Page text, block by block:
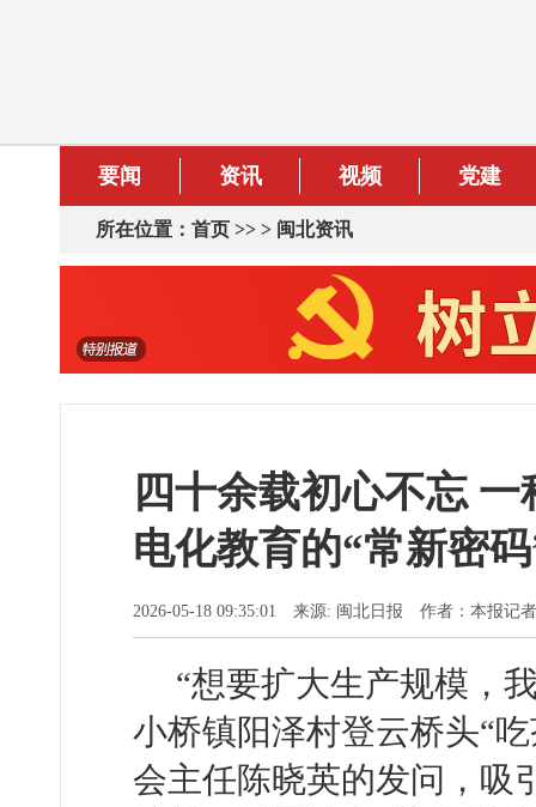
要闻 资讯 视频 党建
所在位置： 首页 >> > 闽北资讯
四十余载初心不忘
电化教育的“常新密
2026-05-18 09:35:01 来源: 闽北日报 作者：本报记
“想要扩大生产规模，
小桥镇阳泽村登云桥头“
会主任陈晓英的发问，吸